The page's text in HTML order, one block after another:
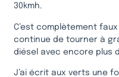
30kmh.
C’est complètement faux
continue de tourner à
diésel avec encore plus
J’ai écrit aux verts une